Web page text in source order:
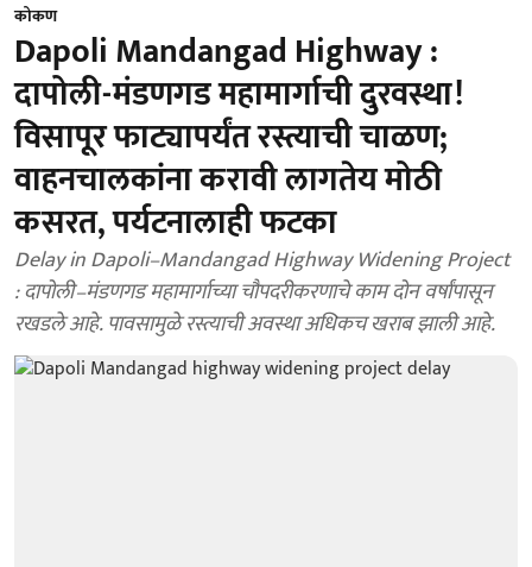
कोकण
Dapoli Mandangad Highway :
दापोली-मंडणगड महामार्गाची दुरवस्था!
विसापूर फाट्यापर्यंत रस्त्याची चाळण;
वाहनचालकांना करावी लागतेय मोठी
कसरत, पर्यटनालाही फटका
Delay in Dapoli–Mandangad Highway Widening Project
: दापोली–मंडणगड महामार्गाच्या चौपदरीकरणाचे काम दोन वर्षांपासून
रखडले आहे. पावसामुळे रस्त्याची अवस्था अधिकच खराब झाली आहे.